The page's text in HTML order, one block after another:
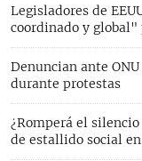
Legisladores de
coordinado y global"
Denuncian ante
durante protestas
¿Romperá el
de estallido social en